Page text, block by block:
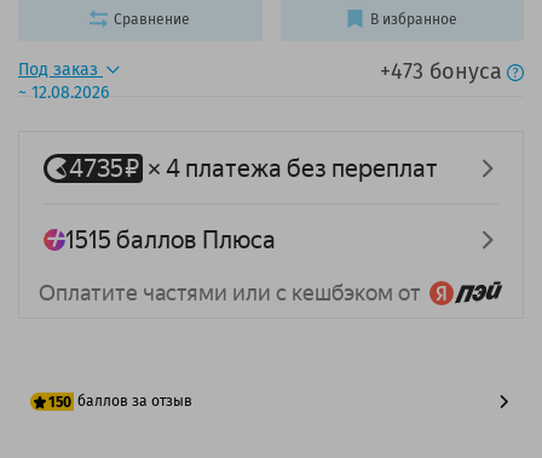
Под заказ
~ 12.08.2026
+473 бонуса
150 баллов за отзыв
Сравнение В избранное